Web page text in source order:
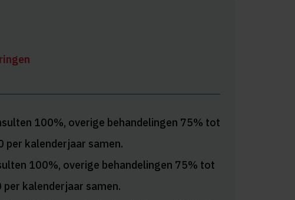
100%, overige behandelingen 75% tot
per kalenderjaar samen.
100%, overige behandelingen 75% tot
kalenderjaar samen.